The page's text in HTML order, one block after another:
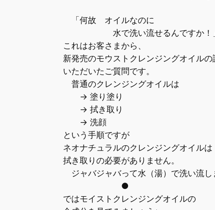
「何故 オイルなのに
水で洗い流せるんですか！」
これはお客さまから、
新発売のモウストクレンジングオイルの
いただいたご質問です。
普通のクレンジングオイルは
→ 塗り塗り
→ 拭き取り
→ 洗顔
という手順ですが
ネオナチュラルのクレンジングオイルは
拭き取りの必要がありません。
ジャバジャバって水（湯）で洗い流し
●
ではモイストクレンジングオイルの